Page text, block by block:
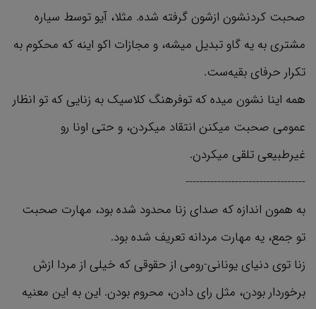
صحبت کردنشون ازشون گرفته شده. مثلا، آیو توسط سیاره
مشتری به یه گاو تبدیل میشه، و مجازات اکو اینه که محکوم به
تکرار حرفای بقیه‌ست.
همه اینا نشون میده که توفرهنگ کلاسیک به زنایی که تو انظار
عمومی صحبت میکنن انتقاد میکردن، و حتی اونا رو
غیرطبیعی تلقی میکردن.
----------------------------------
به همون اندازه که صدای زنا محدود شده بود، مهارت صحبت
تو جمع، یه مهارت مردانه تعریف شده بود.
زنا توی دنیای یونانی-رومی از حقوقی که خیلی از مردا ازش
برخوردار بودن، مثل رای دادن، محروم بودن. این به این معنیه